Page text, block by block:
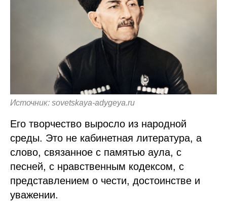
Источник: sovetskaya-adygeya.ru
Его творчество выросло из народной
среды. Это не кабинетная литература, а
слово, связанное с памятью аула, с
песней, с нравственным кодексом, с
представлением о чести, достоинстве и
уважении.